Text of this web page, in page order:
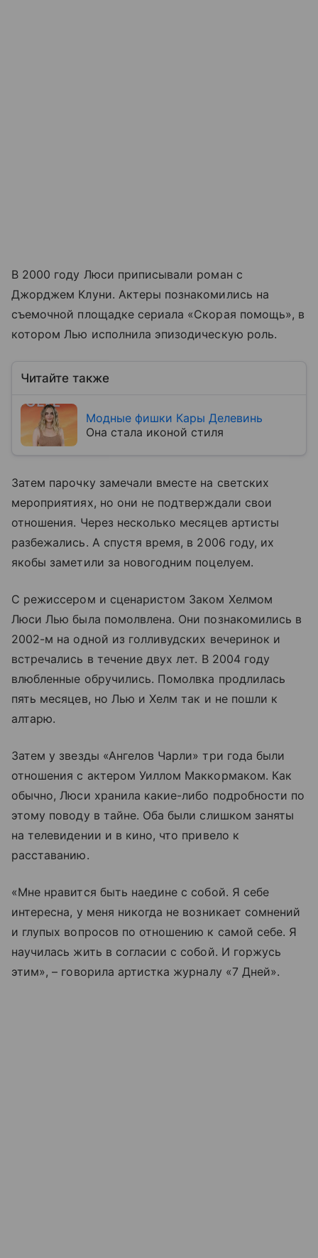
В 2000 году Люси приписывали роман с
Джорджем Клуни. Актеры познакомились на
съемочной площадке сериала «Скорая помощь», в
котором Лью исполнила эпизодическую роль.
Читайте также
Модные фишки Кары Делевинь
Она стала иконой стиля
Затем парочку замечали вместе на светских
мероприятиях, но они не подтверждали свои
отношения. Через несколько месяцев артисты
разбежались. А спустя время, в 2006 году, их
якобы заметили за новогодним поцелуем.
С режиссером и сценаристом Заком Хелмом
Люси Лью была помолвлена. Они познакомились в
2002-м на одной из голливудских вечеринок и
встречались в течение двух лет. В 2004 году
влюбленные обручились. Помолвка продлилась
пять месяцев, но Лью и Хелм так и не пошли к
алтарю.
Затем у звезды «Ангелов Чарли» три года были
отношения с актером Уиллом Маккормаком. Как
обычно, Люси хранила какие-либо подробности по
этому поводу в тайне. Оба были слишком заняты
на телевидении и в кино, что привело к
расставанию.
«Мне нравится быть наедине с собой. Я себе
интересна, у меня никогда не возникает сомнений
и глупых вопросов по отношению к самой себе. Я
научилась жить в согласии с собой. И горжусь
этим», – говорила артистка журналу «7 Дней».